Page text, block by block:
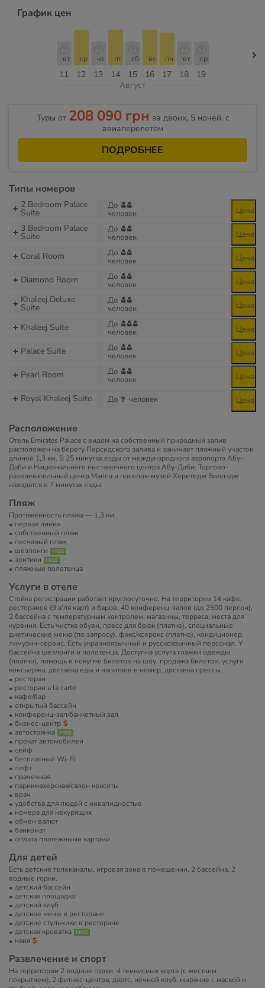
График цен
11
вт
12
ср
13
чт
14
пт
15
сб
16
вс
17
пн
18
вт
19
ср
Август
Туры от 208 090 грн за двоих, 5 ночей, c
авиаперелетом
ПОДРОБНЕЕ
Типы номеров
2 Bedroom Palace
Suite
До
человек Цена
3 Bedroom Palace
Suite
До
человек Цена
Coral Room До
человек Цена
Diamond Room До
человек Цена
Khaleej Deluxe
Suite
До
человек Цена
Khaleej Suite До
человек Цена
Palace Suite До
человек Цена
Pearl Room До
человек Цена
Royal Khaleej Suite До человек Цена
Расположение
Отель Emirates Palace с видом на собственный природный залив
расположен на берегу Персидского залива и занимает пляжный участок
длиной 1,3 км. В 25 минутах езды от международного аэропорта Абу-
Даби и Национального выставочного центра Абу-Даби. Торгово-
развлекательный центр Marina и поселок-музей Херитедж Виллэдж
находятся в 7 минутах езды.
Пляж
Протяженность пляжа — 1,3 км.
первая линия
собственный пляж
песчаный пляж
шезлонги
зонтики
пляжные полотенца
Услуги в отеле
Стойка регистрации работает круглосуточно. На территории 14 кафе,
ресторанов (9 а’ля карт) и баров, 40 конференц-залов (до 2500 персон),
2 бассейна с температурным контролем, магазины, терраса, места для
курения. Есть чистка обуви, пресс для брюк (платно), специальные
диетические меню (по запросу), факс/ксерокс (платно), кондиционер,
лимузин-сервис. Есть украиноязычный и русскоязычный персонал. У
бассейна шезлонги и полотенца. Доступна услуга глажки одежды
(платно), помощь в покупке билетов на шоу, продажа билетов, услуги
консьержа, доставка еды и напитков в номер, доставка прессы.
ресторан
ресторан a la carte
кафе/бар
открытый бассейн
конференц-зал/банкетный зал
бизнес-центр
автостоянка
прокат автомобилей
сейф
бесплатный Wi-Fi
лифт
прачечная
парикмахерская/салон красоты
врач
удобства для людей с инвалидностью
номера для некурящих
обмен валют
банкомат
оплата платежными картами
Для детей
Есть детские телеканалы, игровая зона в помещении, 2 бассейна, 2
водные горки.
детский бассейн
детская площадка
детский клуб
детское меню в ресторане
детские стульчики в ресторане
детская кроватка
няня
Развлечение и спорт
На территории 2 водные горки, 4 теннисных корта (с жестким
покрытием), 2 фитнес-центра, дартс, ночной клуб, ныряние с маской и